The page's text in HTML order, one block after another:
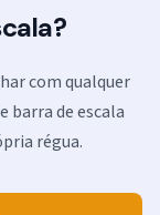
com qualquer
barra de escala
régua.